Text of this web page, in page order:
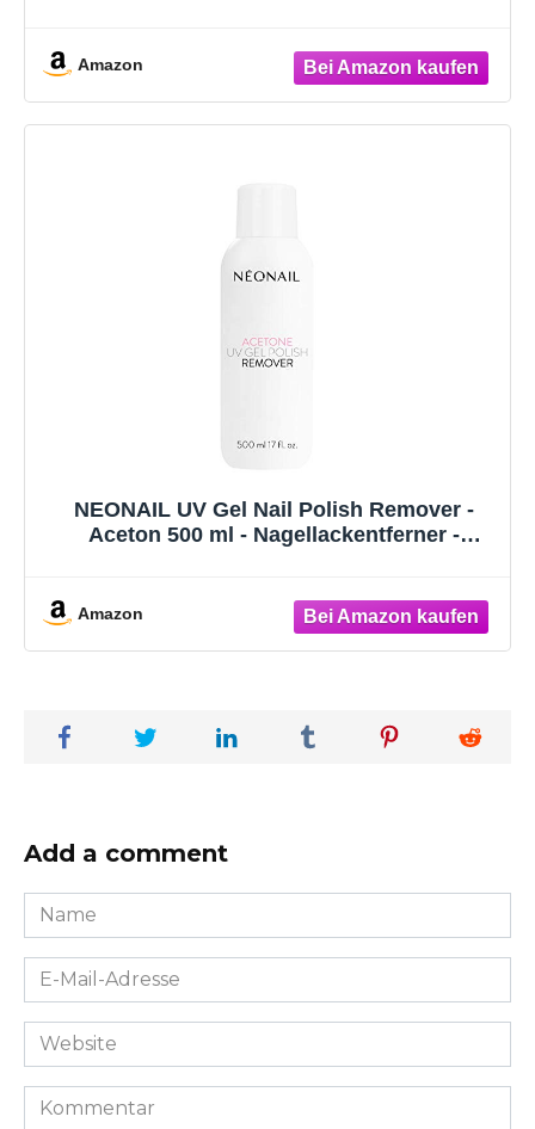
Erwachsene, Kinder und Haustier
(Schwarz)
Amazon
NEONAIL UV Gel Nail Polish Remover -
Aceton 500 ml - Nagellackentferner -
Amazon
Add a comment
Name
*
E-
Mail-
Adresse
Website
Kommentar